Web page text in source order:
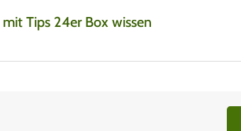
Tips 24er Box wissen